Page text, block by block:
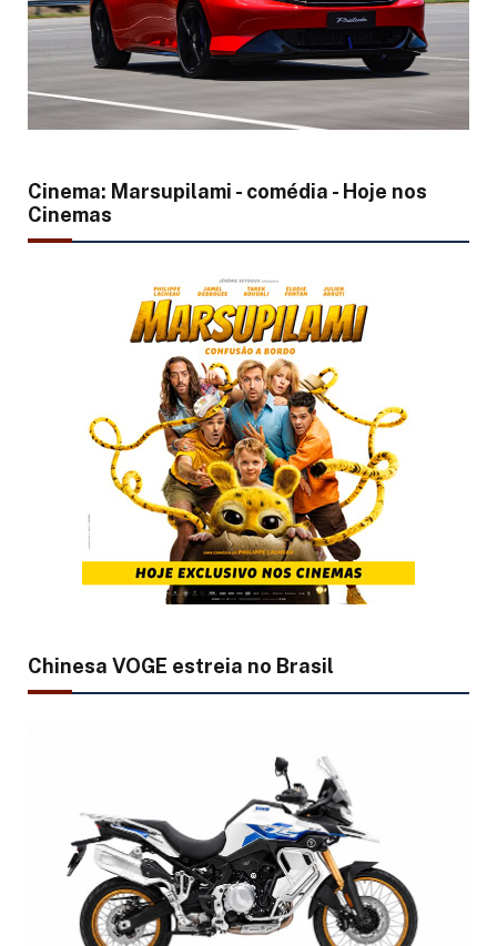
Cinema: Marsupilami - comédia - Hoje nos
Cinemas
Chinesa VOGE estreia no Brasil